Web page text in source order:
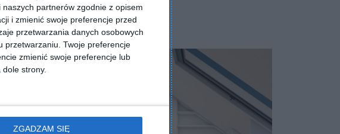
partnerów zgodnie z opisem
i zmienić swoje preferencje przed
przetwarzania danych osobowych
przetwarzaniu. Twoje preferencje
zmienić swoje preferencje lub
strony.
ZGADZAM SIĘ